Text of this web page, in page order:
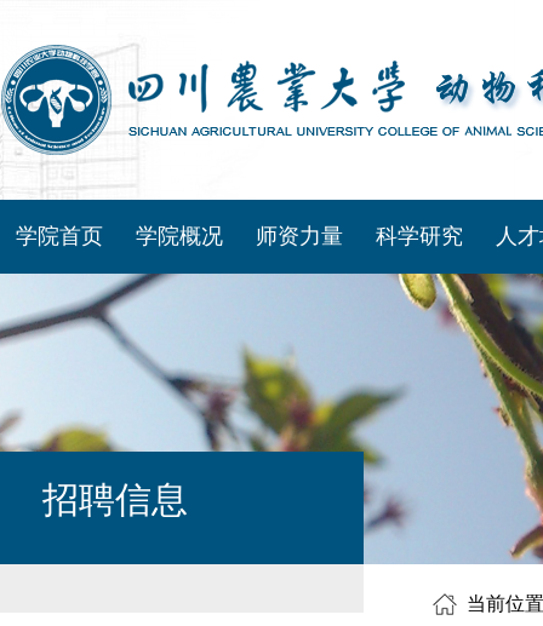
学院首页 学院概况 师资力量 科学研究 人
招聘信息
当前位